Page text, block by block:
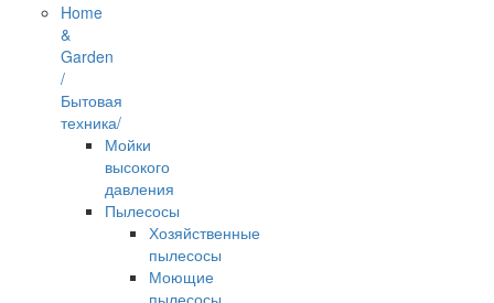
Home
&
Garden
/
Бытовая
техника/
Мойки
высокого
давления
Пылесосы
Хозяйственные
пылесосы
Моющие